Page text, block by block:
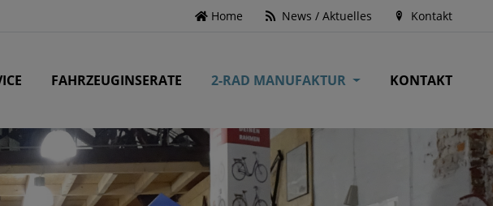
Home News / Aktuelles Kontakt
FAHRZEUGINSERATE 2-RAD MANUFAKTUR KONTAKT